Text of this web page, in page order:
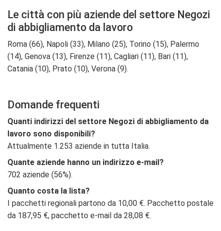
Le città con più aziende del settore Negozi
di abbigliamento da lavoro
Roma (66), Napoli (33), Milano (25), Torino (15), Palermo
(14), Genova (13), Firenze (11), Cagliari (11), Bari (11),
Catania (10), Prato (10), Verona (9).
Domande frequenti
Quanti indirizzi del settore Negozi di abbigliamento da
lavoro sono disponibili?
Attualmente 1.253 aziende in tutta Italia.
Quante aziende hanno un indirizzo e-mail?
702 aziende (56%).
Quanto costa la lista?
I pacchetti regionali partono da 10,00 €. Pacchetto postale
da 187,95 €, pacchetto e-mail da 28,08 €.